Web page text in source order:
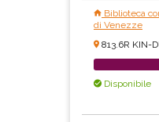
Biblioteca
di Venezze
813.6R KIN-
Disponibile